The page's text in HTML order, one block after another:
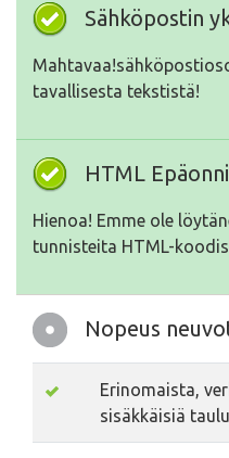
Sähköpostin
tavallisesta tekstistä!
HTML
Hienoa! Emme ole
tunnisteita HTML-
Nopeus
Erinomaista,
sisäkkäisiä